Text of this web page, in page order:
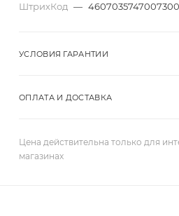
ШтрихКод —
УСЛОВИЯ ГАРАНТИИ
ОПЛАТА И ДОСТАВКА
Цена действительна только для
магазинах